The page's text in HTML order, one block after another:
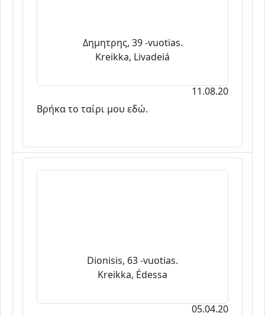
Δημητρης, 39 -vuotias.
Kreikka, Livadeiá
11.08.20
Βρήκα το ταίρι μου εδώ.
Dionisis, 63 -vuotias.
Kreikka, Édessa
05.04.20